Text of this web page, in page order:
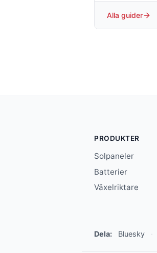
Alla guider
PRODUKTER
Solpaneler
Batterier
Växelriktare
Dela: Bluesky